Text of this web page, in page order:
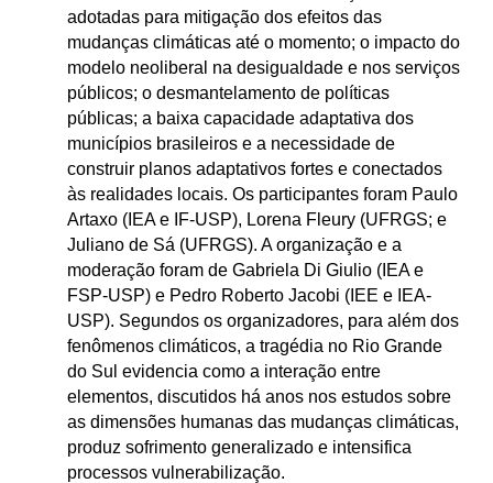
adotadas para mitigação dos efeitos das
mudanças climáticas até o momento; o impacto do
modelo neoliberal na desigualdade e nos serviços
públicos; o desmantelamento de políticas
públicas; a baixa capacidade adaptativa dos
municípios brasileiros e a necessidade de
construir planos adaptativos fortes e conectados
às realidades locais. Os participantes foram Paulo
Artaxo (IEA e IF-USP), Lorena Fleury (UFRGS; e
Juliano de Sá (UFRGS). A organização e a
moderação foram de Gabriela Di Giulio (IEA e
FSP-USP) e Pedro Roberto Jacobi (IEE e IEA-
USP). Segundos os organizadores, para além dos
fenômenos climáticos, a tragédia no Rio Grande
do Sul evidencia como a interação entre
elementos, discutidos há anos nos estudos sobre
as dimensões humanas das mudanças climáticas,
produz sofrimento generalizado e intensifica
processos vulnerabilização.